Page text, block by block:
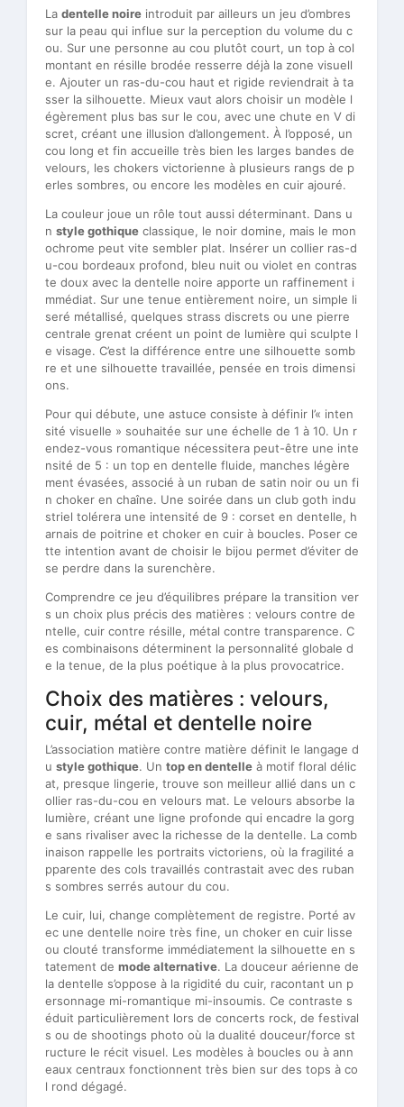
La dentelle noire introduit par ailleurs un jeu d’ombres
sur la peau qui influe sur la perception du volume du c
ou. Sur une personne au cou plutôt court, un top à col
montant en résille brodée resserre déjà la zone visuell
e. Ajouter un ras-du-cou haut et rigide reviendrait à ta
sser la silhouette. Mieux vaut alors choisir un modèle l
égèrement plus bas sur le cou, avec une chute en V di
scret, créant une illusion d’allongement. À l’opposé, un
cou long et fin accueille très bien les larges bandes de
velours, les chokers victorienne à plusieurs rangs de p
erles sombres, ou encore les modèles en cuir ajouré.
La couleur joue un rôle tout aussi déterminant. Dans u
n style gothique classique, le noir domine, mais le mon
ochrome peut vite sembler plat. Insérer un collier ras-d
u-cou bordeaux profond, bleu nuit ou violet en contras
te doux avec la dentelle noire apporte un raffinement i
mmédiat. Sur une tenue entièrement noire, un simple li
seré métallisé, quelques strass discrets ou une pierre
centrale grenat créent un point de lumière qui sculpte l
e visage. C’est la différence entre une silhouette somb
re et une silhouette travaillée, pensée en trois dimensi
ons.
Pour qui débute, une astuce consiste à définir l’« inten
sité visuelle » souhaitée sur une échelle de 1 à 10. Un r
endez-vous romantique nécessitera peut-être une inte
nsité de 5 : un top en dentelle fluide, manches légère
ment évasées, associé à un ruban de satin noir ou un fi
n choker en chaîne. Une soirée dans un club goth indu
striel tolérera une intensité de 9 : corset en dentelle, h
arnais de poitrine et choker en cuir à boucles. Poser ce
tte intention avant de choisir le bijou permet d’éviter de
se perdre dans la surenchère.
Comprendre ce jeu d’équilibres prépare la transition ver
s un choix plus précis des matières : velours contre de
ntelle, cuir contre résille, métal contre transparence. C
es combinaisons déterminent la personnalité globale d
e la tenue, de la plus poétique à la plus provocatrice.
Choix des matières : velours,
cuir, métal et dentelle noire
L’association matière contre matière définit le langage d
u style gothique. Un top en dentelle à motif floral délic
at, presque lingerie, trouve son meilleur allié dans un c
ollier ras-du-cou en velours mat. Le velours absorbe la
lumière, créant une ligne profonde qui encadre la gorg
e sans rivaliser avec la richesse de la dentelle. La comb
inaison rappelle les portraits victoriens, où la fragilité a
pparente des cols travaillés contrastait avec des ruban
s sombres serrés autour du cou.
Le cuir, lui, change complètement de registre. Porté av
ec une dentelle noire très fine, un choker en cuir lisse
ou clouté transforme immédiatement la silhouette en s
tatement de mode alternative. La douceur aérienne de
la dentelle s’oppose à la rigidité du cuir, racontant un p
ersonnage mi-romantique mi-insoumis. Ce contraste s
éduit particulièrement lors de concerts rock, de festival
s ou de shootings photo où la dualité douceur/force st
ructure le récit visuel. Les modèles à boucles ou à ann
eaux centraux fonctionnent très bien sur des tops à co
l rond dégagé.